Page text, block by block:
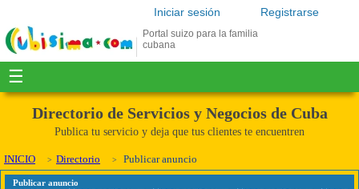
Registrarse
Iniciar sesión
Portal suizo para la familia
cubana
☰
Directorio de Servicios y Negocios de Cuba
Publica tu servicio y deja que tus clientes te encuentren
INICIO Directorio Publicar anuncio
Publicar anuncio